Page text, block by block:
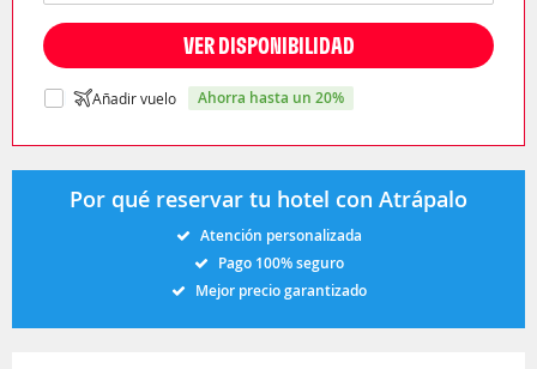
VER DISPONIBILIDAD
Añadir vuelo ahorra hasta un 20%
Por qué reservar tu hotel con Atrápalo
Atención personalizada
Pago 100% seguro
Mejor precio garantizado